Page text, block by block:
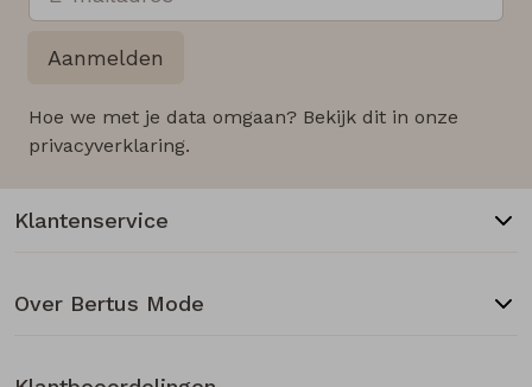
Aanmelden
Hoe we met je data omgaan? Bekijk dit in onze
privacyverklaring.
Klantenservice
Over Bertus Mode